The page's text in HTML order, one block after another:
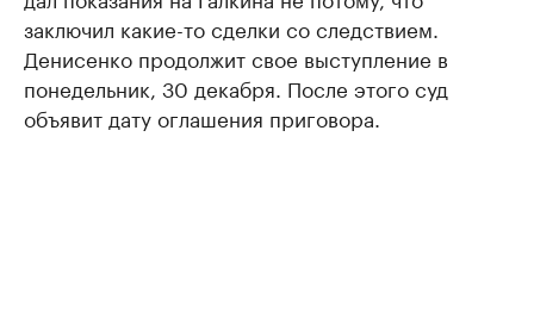
заключил какие-то сделки со следствием.
Денисенко продолжит свое выступление в
понедельник, 30 декабря. После этого суд
объявит дату оглашения приговора.